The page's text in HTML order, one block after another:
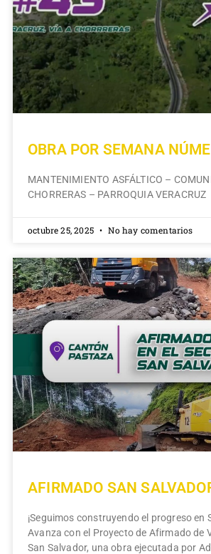
OBRA POR SEMANA
MANTENIMIENTO ASFÁLTICO –
CHORRERAS – PARROQUIA VERACRUZ
octubre 25, 2025 No hay comentarios
AFIRMADO SAN
¡Seguimos construyendo el progreso en
Avanza con el Proyecto de Afirmado de
San Salvador, una obra ejecutada por